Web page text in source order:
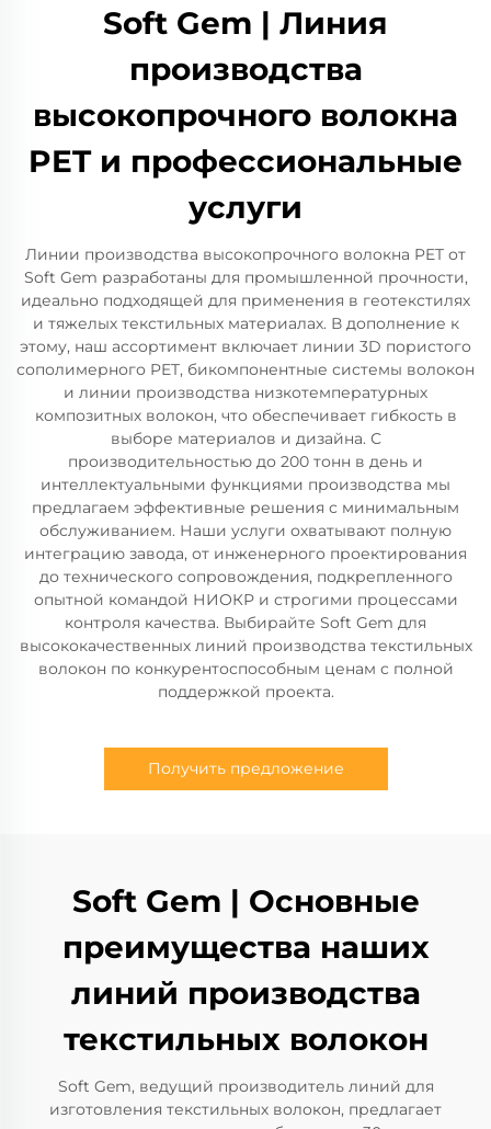
Soft Gem | Линия
производства
высокопрочного волокна
PET и профессиональные
услуги
Линии производства высокопрочного волокна PET от
Soft Gem разработаны для промышленной прочности,
идеально подходящей для применения в геотекстилях
и тяжелых текстильных материалах. В дополнение к
этому, наш ассортимент включает линии 3D пористого
сополимерного PET, бикомпонентные системы волокон
и линии производства низкотемпературных
композитных волокон, что обеспечивает гибкость в
выборе материалов и дизайна. С
производительностью до 200 тонн в день и
интеллектуальными функциями производства мы
предлагаем эффективные решения с минимальным
обслуживанием. Наши услуги охватывают полную
интеграцию завода, от инженерного проектирования
до технического сопровождения, подкрепленного
опытной командой НИОКР и строгими процессами
контроля качества. Выбирайте Soft Gem для
высококачественных линий производства текстильных
волокон по конкурентоспособным ценам с полной
поддержкой проекта.
Получить предложение
Soft Gem | Основные
преимущества наших
линий производства
текстильных волокон
Soft Gem, ведущий производитель линий для
изготовления текстильных волокон, предлагает